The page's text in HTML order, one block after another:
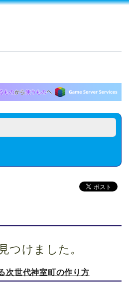
つけました。
次世代神室町の作り方